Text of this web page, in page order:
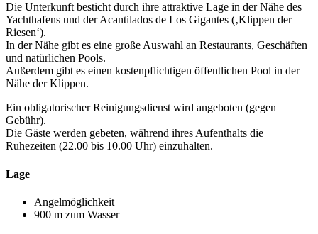
Die Unterkunft besticht durch ihre attraktive Lage in der Nähe des
Yachthafens und der Acantilados de Los Gigantes (‚Klippen der
Riesen‘).
In der Nähe gibt es eine große Auswahl an Restaurants, Geschäften
und natürlichen Pools.
Außerdem gibt es einen kostenpflichtigen öffentlichen Pool in der
Nähe der Klippen.
Ein obligatorischer Reinigungsdienst wird angeboten (gegen
Gebühr).
Die Gäste werden gebeten, während ihres Aufenthalts die
Ruhezeiten (22.00 bis 10.00 Uhr) einzuhalten.
Lage
Angelmöglichkeit
900 m zum Wasser